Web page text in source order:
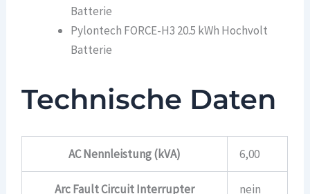
Batterie
Pylontech FORCE-H3 20.5 kWh Hochvolt
Batterie
Technische Daten
AC Nennleistung (kVA) 6,00
Arc Fault Circuit Interrupter nein